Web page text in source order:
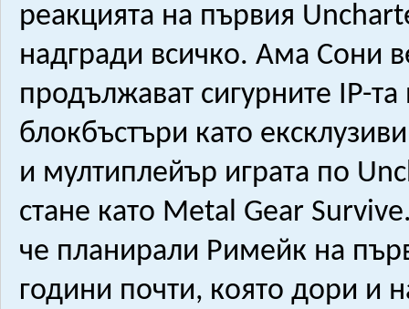
реакцията на първия
надгради всичко. Ама Сони
продължават сигурните IP-
блокбъстъри като
и мултиплейър играта по
стане като Metal Gear
че планирали Римейк на
години почти, която дори и